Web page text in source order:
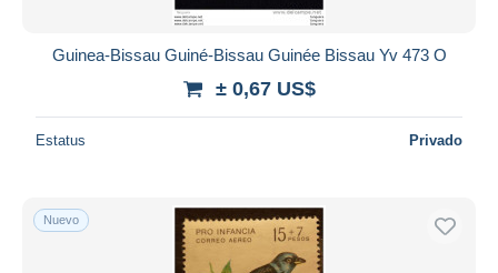
Guinea-Bissau Guiné-Bissau Guinée Bissau Yv 473 O
± 0,67 US$
Estatus Privado
Nuevo